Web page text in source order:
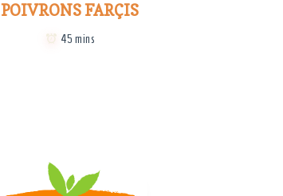
POIVRONS FARÇIS
45 mins